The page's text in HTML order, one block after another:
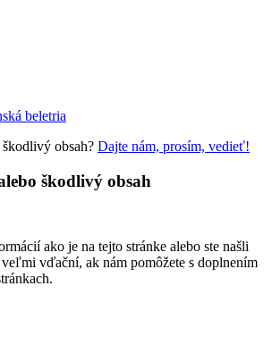
beletria
obsah? Dajte nám, prosím, vedieť!
škodlivý obsah
ako je na tejto stránke alebo ste našli
vďační, ak nám pomôžete s doplnením